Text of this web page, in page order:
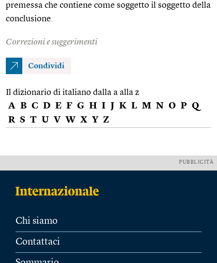
premessa che contiene come soggetto il soggetto della
conclusione.
Correzioni e suggerimenti
Condividi
Il dizionario di italiano dalla a alla z
A B C D E F G H I J K L M N O P Q
R S T U V W X Y Z
PUBBLICITÀ
Chi siamo
Contattaci